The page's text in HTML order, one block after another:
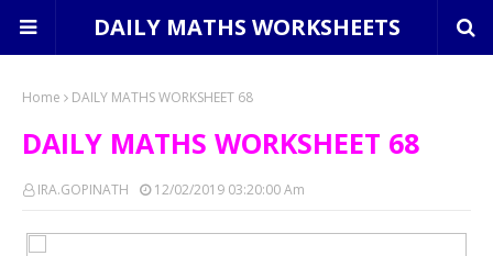
DAILY MATHS WORKSHEETS
Home DAILY MATHS WORKSHEET 68
DAILY MATHS WORKSHEET 68
IRA.GOPINATH 12/02/2019 03:20:00 Am